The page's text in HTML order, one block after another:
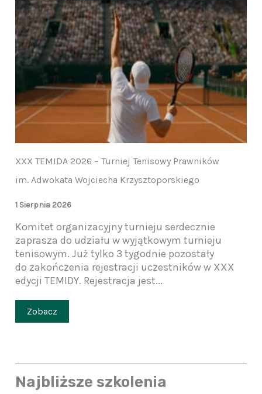
XXX TEMIDA 2026 – Turniej Tenisowy Prawników
im. Adwokata Wojciecha Krzysztoporskiego
1 Sierpnia 2026
Komitet organizacyjny turnieju serdecznie
zaprasza do udziału w wyjątkowym turnieju
tenisowym. Już tylko 3 tygodnie pozostały
do zakończenia rejestracji uczestników w XXX
edycji TEMIDY. Rejestracja jest...
Zobacz
Najbliższe szkolenia